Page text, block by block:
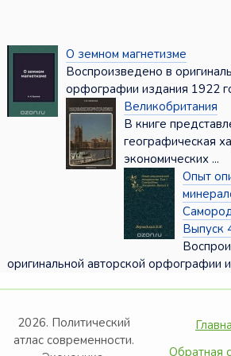
О земном магнетизме
Воспроизведено в
орфографии издания 1922
Великобритания
В книге
географическая
экономических ...
Опыт
Выпуск
оригинальной авторской орфографии
2026. Политический
атлас современности.
Обратная